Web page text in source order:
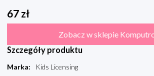
67 zł
Zobacz w sklepie
Szczegóły produktu
Marka:
Kids Licensing